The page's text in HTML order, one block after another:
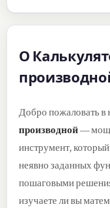
О
Добро пожаловать
производной—
инструмент,
неявно заданных
пошаговыми
изучаете ли вы